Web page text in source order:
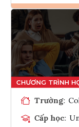
Trường:
Cấp học: